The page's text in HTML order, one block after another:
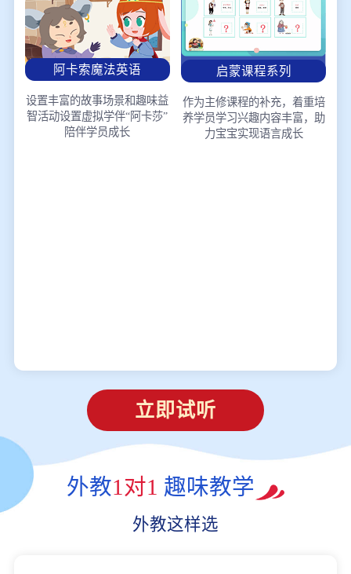
阿卡索魔法英语
设置丰富的故事场景和趣味益
智活动设置虚拟学伴“阿卡莎”
陪伴学员成长
启蒙课程系列
作为主修课程的补充，着重培
养学员学习兴趣内容丰富，助
力宝宝实现语言成长
立即试听
外教1对1 趣味教学
外教这样选